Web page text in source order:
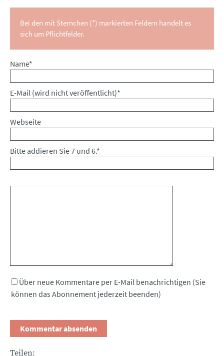
Bei den mit Sternchen (*) markierten Feldern handelt es
sich um Pflichtfelder.
Pflichtfeld
Name*
Pflichtfeld
E-Mail (wird nicht veröffentlicht)*
Webseite
Bitte addieren Sie 7 und 6.*
Über neue Kommentare per E-Mail benachrichtigen (Sie
können das Abonnement jederzeit beenden)
Teilen: